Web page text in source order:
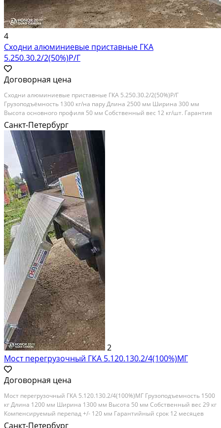
4
Сходни алюминиевые приставные ГКА
5.250.30.2/2(50%)Р/Г
Договорная цена
Сходни алюминиевые приставные ГКА 5.250.30.2/2(50%)Р/Г
Грузоподъёмность 1300 кг/на пару Длина 2500 мм Ширина 300 мм
Высота основного профиля 50 мм Собственный вес 12 кг/шт. Гарантия
12 месяцев ООО "Группа Компаний "Альянс"" – Производство и продажа
погрузочных и перегрузочных мостов, аппарелей...
Санкт-Петербург
2
Мост перегрузочный ГКА 5.120.130.2/4(100%)МГ
Договорная цена
Мост перегрузочный ГКА 5.120.130.2/4(100%)МГ Грузоподъемность 1500
кг Длина 1200 мм Ширина 1300 мм Высота 50 мм Собственный вес 29 кг
Компенсируемый перепад +/- 120 мм Гарантийный срок 12 месяцев
ООО "Группа Компаний "Альянс"" – Производство и продажа
Санкт-Петербург